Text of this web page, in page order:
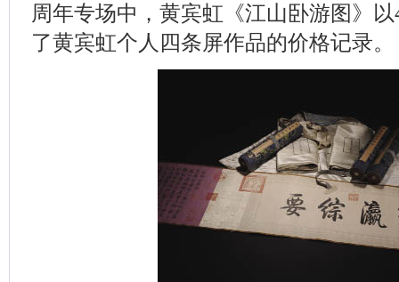
周年专场中，黄宾虹《江山卧游图》
了黄宾虹个人四条屏作品的价格记录。